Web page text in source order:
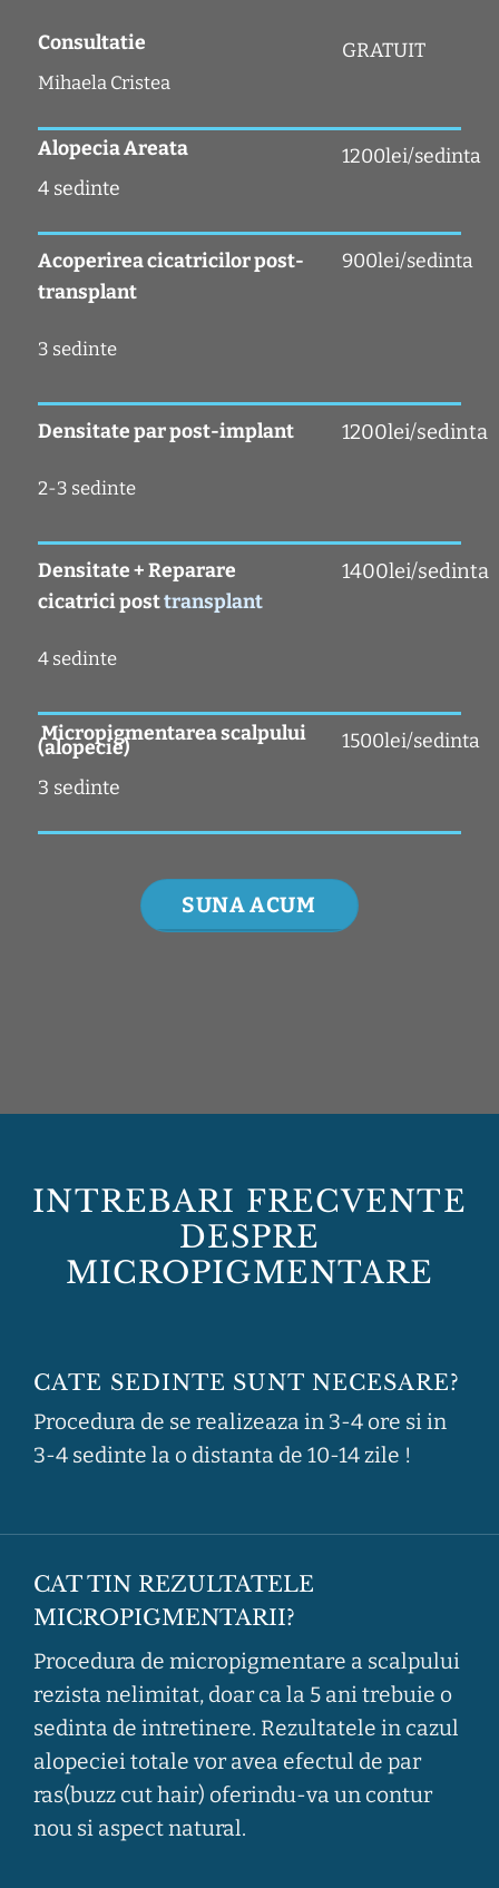
Consultatie
Mihaela Cristea
GRATUIT
Alopecia Areata
4 sedinte
1200lei/sedinta
Acoperirea cicatricilor post-
transplant
3 sedinte
900lei/sedinta
Densitate par post-implant
2-3 sedinte
1200lei/sedinta
Densitate + Reparare
cicatrici posttransplant
4 sedinte
1400lei/sedinta
Micropigmentarea scalpului
(alopecie)
3 sedinte
1500lei/sedinta
SUNA ACUM
INTREBARI FRECVENTE
DESPRE
MICROPIGMENTARE
CATE SEDINTE SUNT NECESARE?
Procedura de se realizeaza in 3-4 ore si in
3-4 sedinte la o distanta de 10-14 zile !
CAT TIN REZULTATELE
MICROPIGMENTARII?
Procedura de micropigmentare a scalpului
rezista nelimitat, doar ca la 5 ani trebuie o
sedinta de intretinere. Rezultatele in cazul
alopeciei totale vor avea efectul de par
ras(buzz cut hair) oferindu-va un contur
nou si aspect natural.